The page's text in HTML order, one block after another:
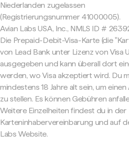
Niederlanden zugelassen
(Registrierungsnummer 41000005).
Avian Labs USA, Inc., NMLS ID #
Die Prepaid-Debit-Visa-Karte (die
von Lead Bank unter Lizenz von Visa
ausgegeben und kann überall dort
werden, wo Visa akzeptiert wird. Du
mindestens 18 Jahre alt sein, um
zu stellen. Es können Gebühren
Weitere Einzelheiten findest du in der
Karteninhabervereinbarung und auf
Labs Website.